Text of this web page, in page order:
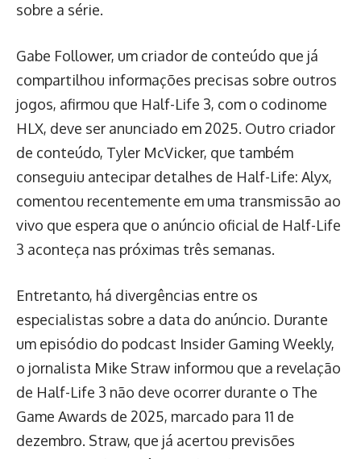
sobre a série.
Gabe Follower, um criador de conteúdo que já
compartilhou informações precisas sobre outros
jogos, afirmou que Half-Life 3, com o codinome
HLX, deve ser anunciado em 2025. Outro criador
de conteúdo, Tyler McVicker, que também
conseguiu antecipar detalhes de Half-Life: Alyx,
comentou recentemente em uma transmissão ao
vivo que espera que o anúncio oficial de Half-Life
3 aconteça nas próximas três semanas.
Entretanto, há divergências entre os
especialistas sobre a data do anúncio. Durante
um episódio do podcast Insider Gaming Weekly,
o jornalista Mike Straw informou que a revelação
de Half-Life 3 não deve ocorrer durante o The
Game Awards de 2025, marcado para 11 de
dezembro. Straw, que já acertou previsões